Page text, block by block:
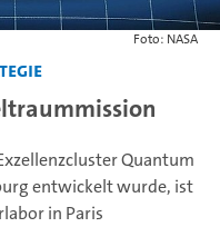
Foto: NASA
Quantum
entwickelt wurde, ist
in Paris